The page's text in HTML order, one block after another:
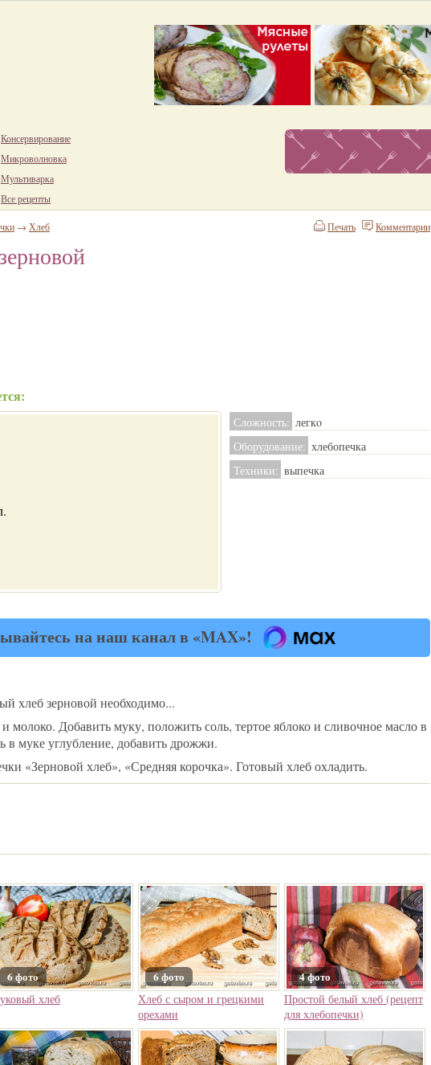
Консервирование
Микроволновка
Мультиварка
Все рецепты
Комментарии
Печать
→ Хлеб
Сложность: легкo
Оборудование: хлебопечка
Техники: выпечка
на наш канал в «MAX»!
хлеб зерновой необходимо...
Добавить муку, положить соль, тертое яблоко и сливочное масло в
в муке углубление, добавить дрожжи.
«Зерновой хлеб», «Средняя корочка». Готовый хлеб охладить.
6 фото
хлеб
6 фото
Хлеб с сыром и грецкими
орехами
4 фото
Простой белый хлеб (рецепт
для хлебопечки)